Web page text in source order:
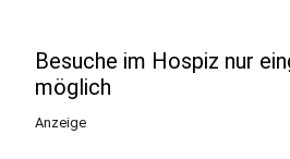
Besuche im Hospiz nur
möglich
Anzeige